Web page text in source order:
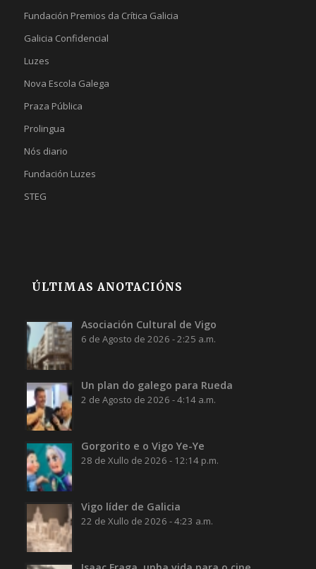
Fundación Premios da Crítica Galicia
Galicia Confidencial
Luzes
Nova Escola Galega
Praza Pública
Prolingua
Nós diario
Fundación Luzes
STEG
ÚLTIMAS ANOTACIÓNS
Asociación Cultural de Vigo
6 de Agosto de 2026 - 2:25 a.m.
Un plan do galego para Rueda
2 de Agosto de 2026 - 4:14 a.m.
Gorgorito e o Vigo Ye-Ye
28 de Xullo de 2026 - 12:14 p.m.
Vigo líder de Galicia
22 de Xullo de 2026 - 4:23 a.m.